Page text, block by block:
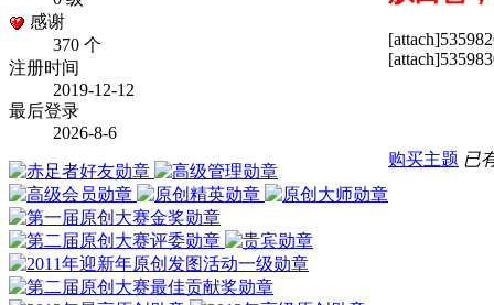
感谢
370 个
注册时间
2019-12-12
最后登录
2026-8-6
购买主题 已